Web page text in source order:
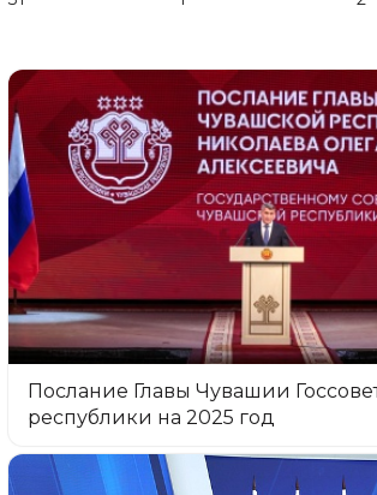
Послание Главы Чувашии
республики на 2025 год